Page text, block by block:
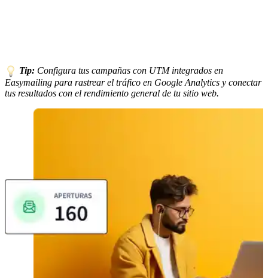
Tip: Configura tus campañas con UTM integrados en
Easymailing para rastrear el tráfico en Google Analytics y conectar
tus resultados con el rendimiento general de tu sitio web.